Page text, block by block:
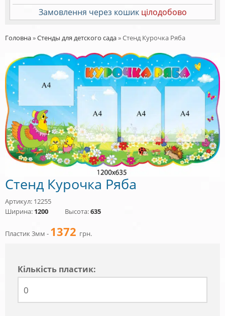
Замовлення через кошик цілодобово
Головна»Стенды для детского сада»Стенд Курочка Ряба
Стенд Курочка Ряба
Артикул: 12255
Ширина: 1200 Высота:635
Пластик 3мм - 1372 грн.
Кiлькiсть пластик: